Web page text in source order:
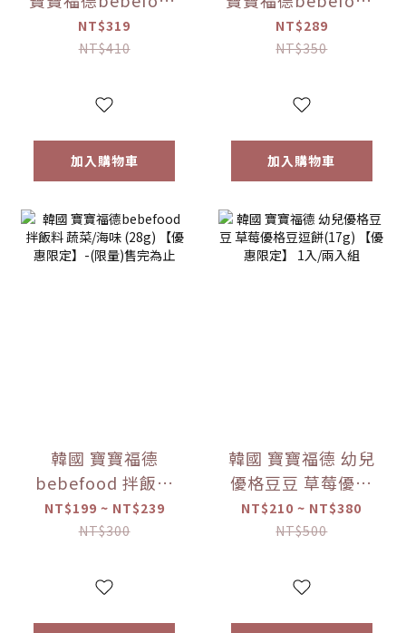
兒童專用調味海鹽
(120g)
NT$319
NT$410
加入購物車
寶寶專用醬油 煮湯/
沾用 (180ml)
NT$289
NT$350
加入購物車
韓國 寶寶福德
bebefood 拌飯料
蔬菜/海味 (28g)
【優惠限定】-(限
NT$199 ~ NT$239
NT$300
韓國 寶寶福德 幼兒
優格豆豆 草莓優格
豆逗餅(17g) 【優惠
限定】 1入/兩入組
NT$210 ~ NT$380
NT$500